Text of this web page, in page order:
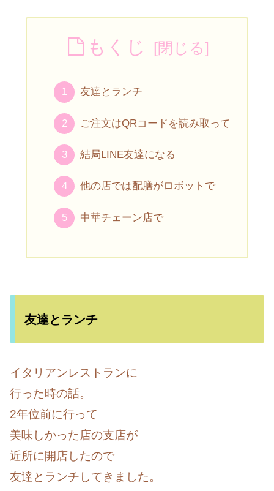
もくじ
友達とランチ
ご注文はQRコードを読み取って
結局LINE友達になる
他の店では配膳がロボットで
中華チェーン店で
友達とランチ
イタリアンレストランに
行った時の話。
2年位前に行って
美味しかった店の支店が
近所に開店したので
友達とランチしてきました。